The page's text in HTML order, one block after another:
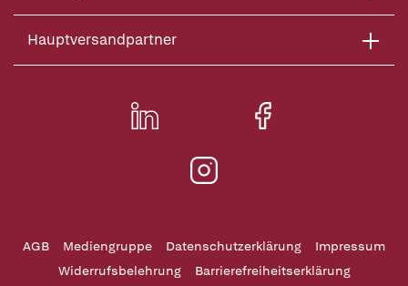
Hauptversandpartner
AGB Mediengruppe Datenschutzerklärung
Impressum
Widerrufsbelehrung
Barrierefreiheitserklärung